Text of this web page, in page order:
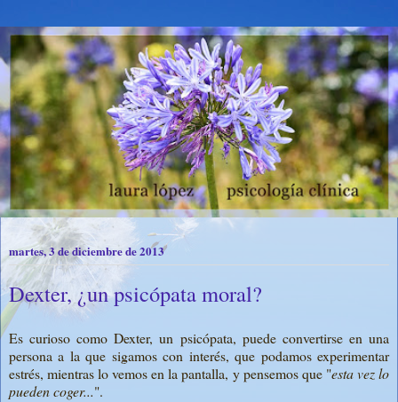
martes, 3 de diciembre de 2013
Dexter, ¿un psicópata moral?
Es curioso como Dexter, un psicópata, puede convertirse en una
persona a la que sigamos con interés, que podamos experimentar
estrés, mientras lo vemos en la pantalla, y pensemos que "esta vez lo
pueden coger...".